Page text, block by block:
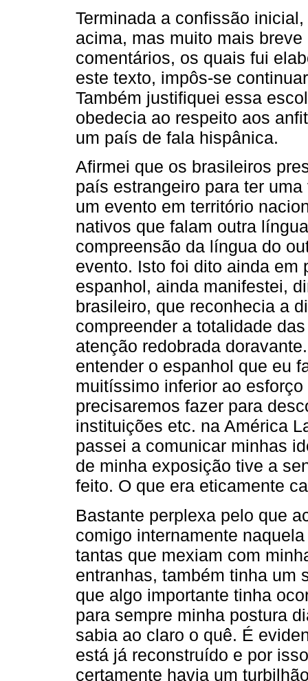
Terminada a confissão
acima, mas muito mais
comentários, os quais fui
este texto, impôs-se
Também justifiquei essa
obedecia ao respeito aos
um país de fala hispânica.
Afirmei que os brasileiros
país estrangeiro para ter
um evento em território
nativos que falam outra
compreensão da língua do
evento. Isto foi dito ainda em
espanhol, ainda manifestei,
brasileiro, que reconhecia a
compreender a totalidade
atenção redobrada
entender o espanhol que eu
muitíssimo inferior ao
precisaremos fazer para
instituições etc. na América
passei a comunicar minhas
de minha exposição tive a
feito. O que era eticamente
Bastante perplexa pelo que
comigo internamente
tantas que mexiam com
entranhas, também tinha um
que algo importante tinha
para sempre minha postura
sabia ao claro o quê. É
está já reconstruído e por
certamente havia um